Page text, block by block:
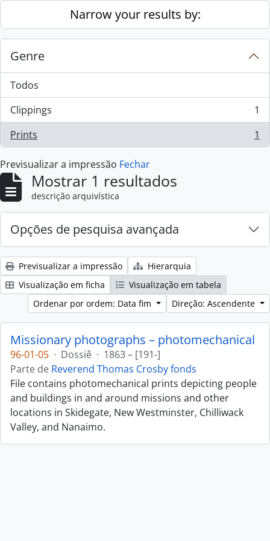
Skip to main contentNarrow your results by:
Genre
Todos
Clippings
, 1 resultados
1
Prints
, 1 resultados 1
Previsualizar a impressão Fechar
Mostrar 1 resultados
descrição arquivística
Opções de pesquisa avançada
Previsualizar a impressão
Hierarquia
Visualização em ficha
Visualização em tabela
Ordenar por ordem: Data fim
Direção: Ascendente
Missionary photographs – photomechanical
96-01-05 · Dossiê · 1863 – [191-]
Parte de Reverend Thomas Crosby fonds
File contains photomechanical prints depicting people
and buildings in and around missions and other
locations in Skidegate, New Westminster, Chilliwack
Valley, and Nanaimo.